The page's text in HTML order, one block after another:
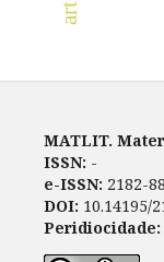
MATLIT.
ISSN: -
e-ISSN: 2182-
DOI: 10.14195/
Peridiocidade: